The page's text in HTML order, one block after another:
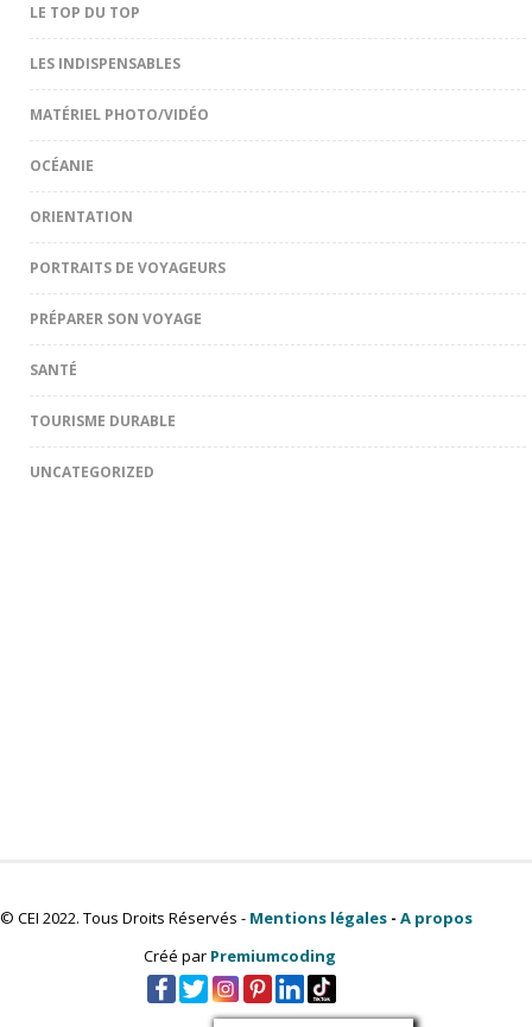
LE TOP DU TOP
LES INDISPENSABLES
MATÉRIEL PHOTO/VIDÉO
OCÉANIE
ORIENTATION
PORTRAITS DE VOYAGEURS
PRÉPARER SON VOYAGE
SANTÉ
TOURISME DURABLE
UNCATEGORIZED
© CEI 2022. Tous Droits Réservés - Mentions légales - A propos
Créé par Premiumcoding